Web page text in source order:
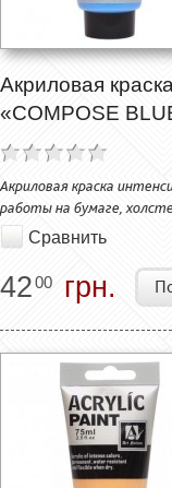
Акриловая
«COMPOSE
Акриловая краска
работы на бумаге,
Сравнить
4200 грн.